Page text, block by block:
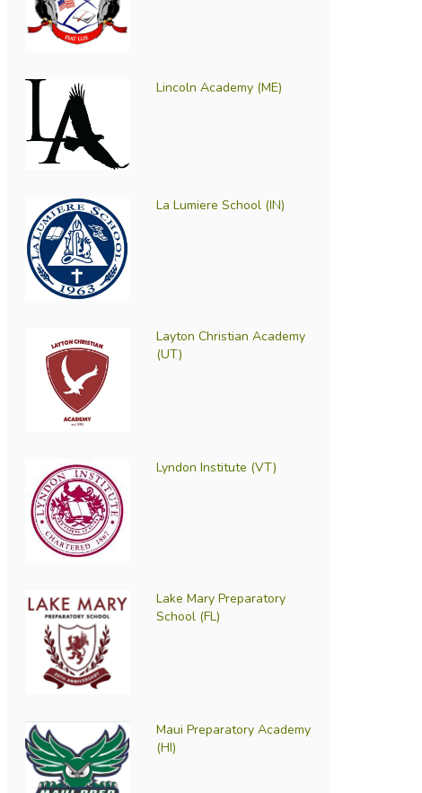
Lincoln Academy (ME)
La Lumiere School (IN)
Layton Christian Academy
(UT)
Lyndon Institute (VT)
Lake Mary Preparatory
School (FL)
Maui Preparatory Academy
(HI)